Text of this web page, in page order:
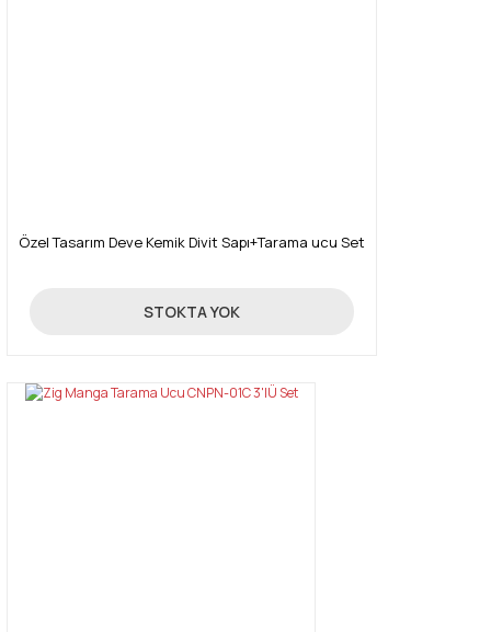
Özel Tasarım Deve Kemik Divit Sapı+Tarama ucu Set
49,67 TL
STOKTA YOK